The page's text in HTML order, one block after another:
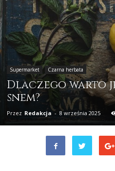
Supermarket Czarna herbata
Dlaczego warto
snem?
Przez Redakcja - 8 września 2025